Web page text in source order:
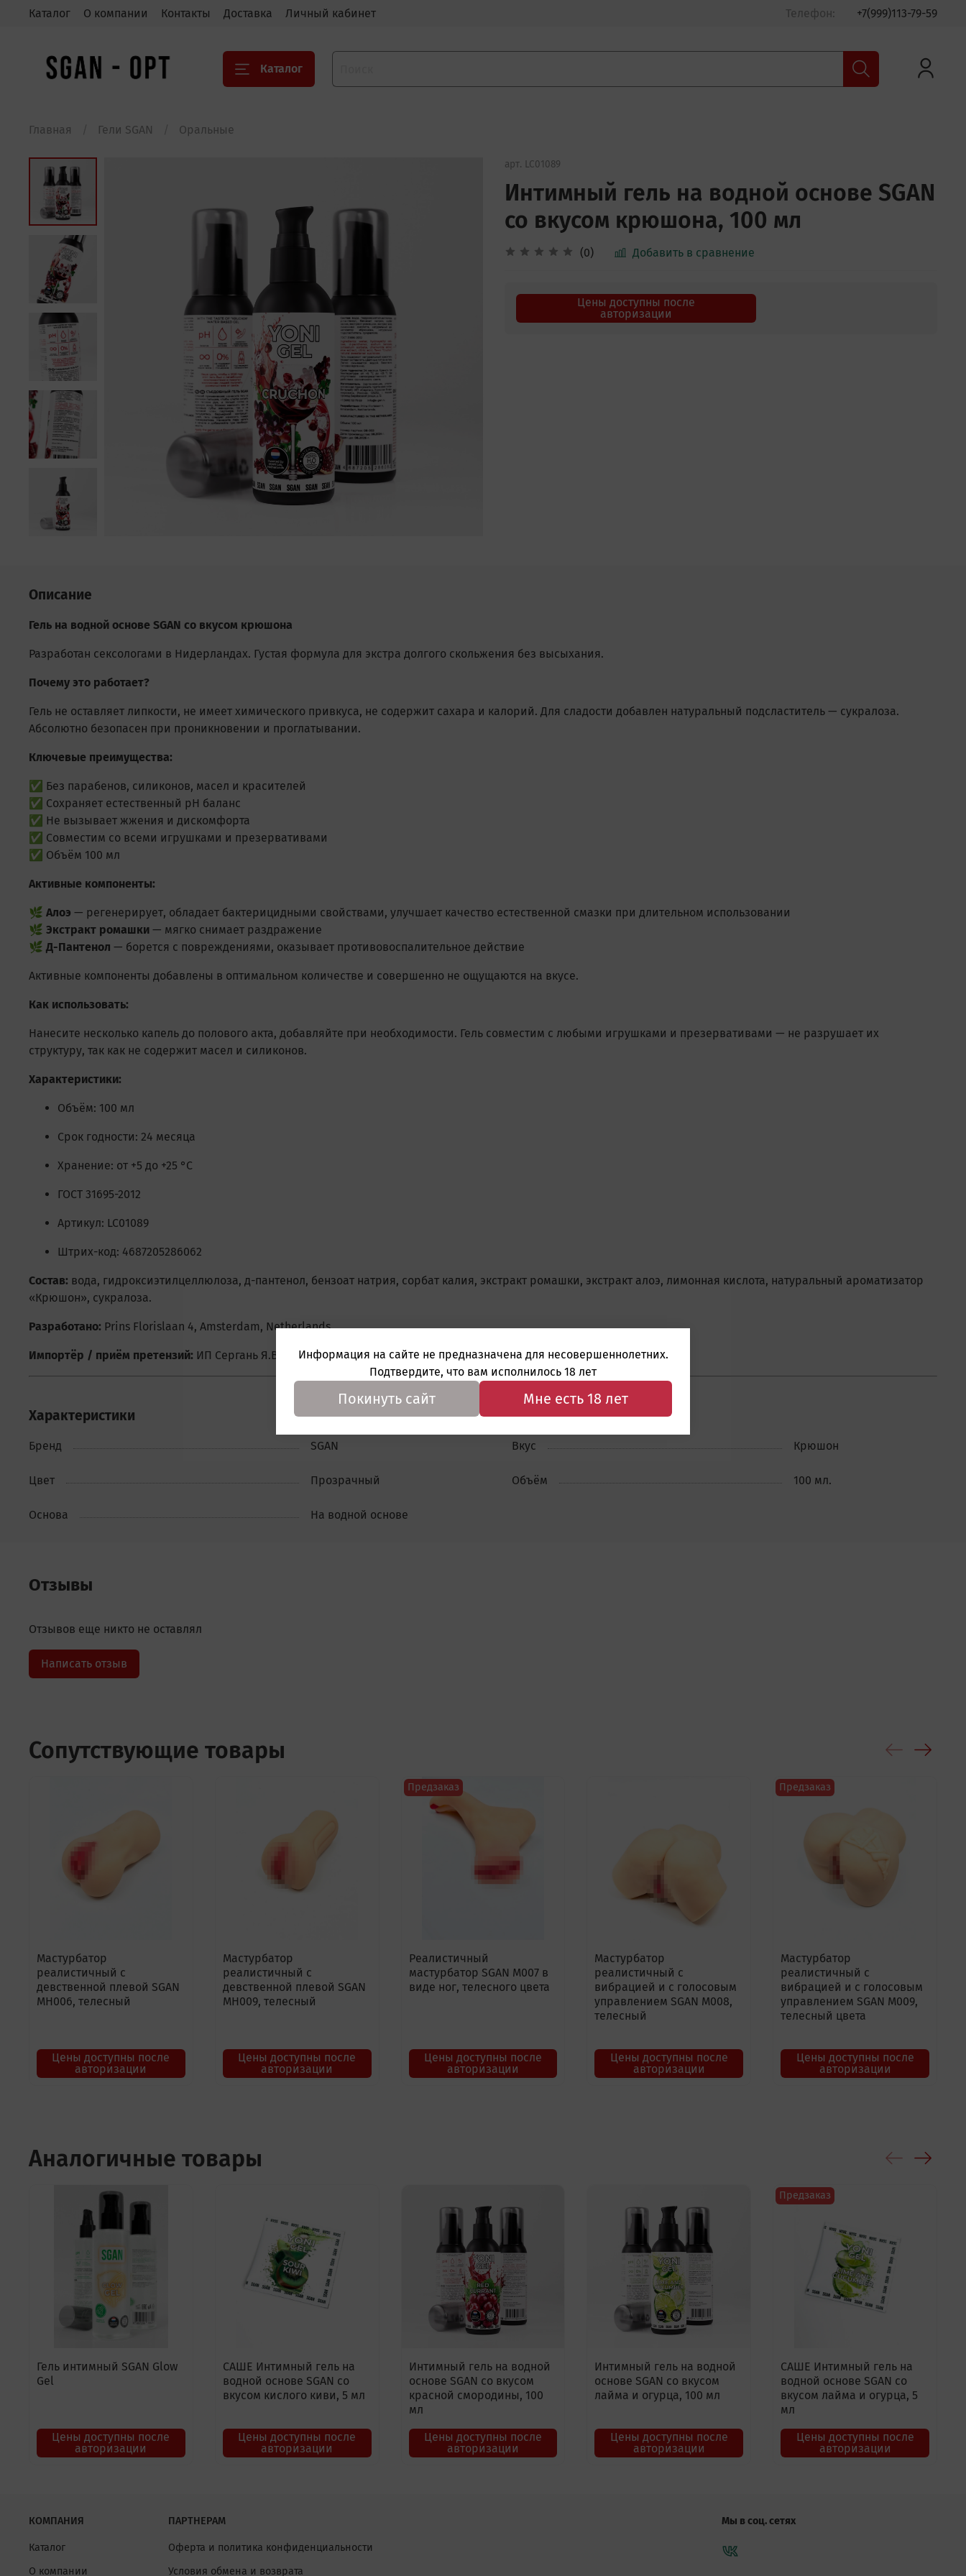
Каталог О компании Контакты Доставка Личный кабинет Телефон: +7(999)113-79-59
Каталог
Главная Гели SGAN Оральные
арт. LC01089
Интимный гель на водной основе SGAN
со вкусом крюшона, 100 мл
(0) Добавить в сравнение
Цены доступны после
авторизации
Описание
Гель на водной основе SGAN со вкусом крюшона
Разработан сексологами в Нидерландах. Густая формула для экстра долгого скольжения без высыхания.
Почему это работает?
Гель не оставляет липкости, не имеет химического привкуса, не содержит сахара и калорий. Для сладости добавлен натуральный подсластитель — сукралоза.
Абсолютно безопасен при проникновении и проглатывании.
Ключевые преимущества:
✅ Без парабенов, силиконов, масел и красителей
✅ Сохраняет естественный pH баланс
✅ Не вызывает жжения и дискомфорта
✅ Совместим со всеми игрушками и презервативами
✅ Объём 100 мл
Активные компоненты:
🌿 Алоэ — регенерирует, обладает бактерицидными свойствами, улучшает качество естественной смазки при длительном использовании
🌿 Экстракт ромашки — мягко снимает раздражение
🌿 Д-Пантенол — борется с повреждениями, оказывает противовоспалительное действие
Активные компоненты добавлены в оптимальном количестве и совершенно не ощущаются на вкусе.
Как использовать:
Нанесите несколько капель до полового акта, добавляйте при необходимости. Гель совместим с любыми игрушками и презервативами — не разрушает их
структуру, так как не содержит масел и силиконов.
Характеристики:
Объём: 100 мл
Срок годности: 24 месяца
Хранение: от +5 до +25 °C
ГОСТ 31695-2012
Артикул: LC01089
Штрих-код: 4687205286062
Состав: вода, гидроксиэтилцеллюлоза, д-пантенол, бензоат натрия, сорбат калия, экстракт ромашки, экстракт алоэ, лимонная кислота, натуральный ароматизатор
«Крюшон», сукралоза.
Разработано: Prins Florislaan 4, Amsterdam, Netherlands.
Импортёр / приём претензий: ИП Сергань Я.В., Россия, Москва, Проезд Березовой рощи, 12.
Характеристики
Бренд SGAN Вкус Крюшон
Цвет Прозрачный Объём 100 мл.
Основа На водной основе
Отзывы
Отзывов еще никто не оставлял
Написать отзыв
Сопутствующие товары
Мастурбатор
реалистичный с
девственной плевой SGAN
MH006, телесный
Цены доступны после
авторизации
Мастурбатор
реалистичный с
девственной плевой SGAN
MH009, телесный
Цены доступны после
авторизации
Предзаказ
Реалистичный
мастурбатор SGAN M007 в
виде ног, телесного цвета
Цены доступны после
авторизации
Мастурбатор
реалистичный с
вибрацией и с голосовым
управлением SGAN M008,
телесный
Цены доступны после
авторизации
Предзаказ
Мастурбатор
реалистичный с
вибрацией и с голосовым
управлением SGAN M009,
телесный цвета
Цены доступны после
авторизации
Аналогичные товары
Гель интимный SGAN Glow
Gel
Цены доступны после
авторизации
САШЕ Интимный гель на
водной основе SGAN со
вкусом кислого киви, 5 мл
Цены доступны после
авторизации
Интимный гель на водной
основе SGAN со вкусом
красной смородины, 100
мл
Цены доступны после
авторизации
Интимный гель на водной
основе SGAN со вкусом
лайма и огурца, 100 мл
Цены доступны после
авторизации
Предзаказ
САШЕ Интимный гель на
водной основе SGAN со
вкусом лайма и огурца, 5
мл
Цены доступны после
авторизации
КОМПАНИЯ
Каталог
О компании
ПАРТНЕРАМ
Оферта и политика конфиденциальности
Условия обмена и возврата
Мы в соц. сетях
Информация на сайте не предназначена для несовершеннолетних.
Подтвердите, что вам исполнилось 18 лет
Покинуть сайт Мне есть 18 лет